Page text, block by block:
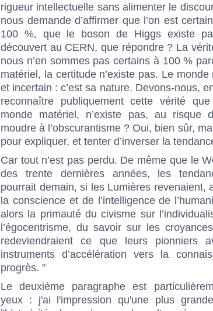
rigueur intellectuelle sans alimenter le
nous demande d’affirmer que l’on est
100 %, que le boson de Higgs existe
découvert au CERN, que répondre ? La
nous n’en sommes pas certains à 100 %
matériel, la certitude n’existe pas. Le
et incertain : c’est sa nature. Devons-nous,
reconnaître publiquement cette vérité
monde matériel, n’existe pas, au risque
moudre à l’obscurantisme ? Oui, bien sûr,
pour expliquer, et tenter d’inverser la
Car tout n’est pas perdu. De même que le
des trente dernières années, les
pourrait demain, si les Lumières revenaient,
la conscience et de l’intelligence de
alors la primauté du civisme sur
l’égocentrisme, du savoir sur les
redeviendraient ce que leurs pionniers
instruments d’accélération vers la
progrès. "
Le deuxième paragraphe est
yeux : j'ai l'impression qu'une plus